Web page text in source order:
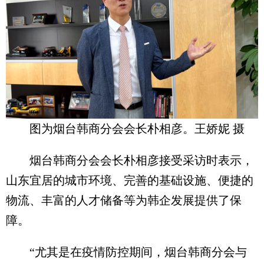
图为烟台韩商分会会长朴相彦。王娇妮 摄
烟台韩商分会会长朴相彦接受采访时表示，
山东宜居的城市环境、完善的基础设施、便捷的
物流、丰富的人才储备等为韩企发展提供了保
障。
“尤其是在疫情防控期间，烟台韩商分会与